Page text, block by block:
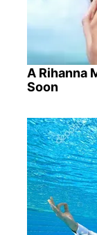
A Rihanna
Soon